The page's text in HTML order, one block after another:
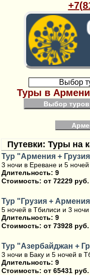
Выбор
Туры в
Выбор
Путевки: Туры на
Тур "Армения +
3 ночи в Ереване и 5
Длительность: 9
Стоимость: от 72229
Тур "Грузия +
5 ночей в Тбилиси и 3
Длительность: 9
Стоимость: от 73928
Тур "Азербайджан +
3 ночи в Баку и 5 ночей в
Длительность: 9
Стоимость: от 65431